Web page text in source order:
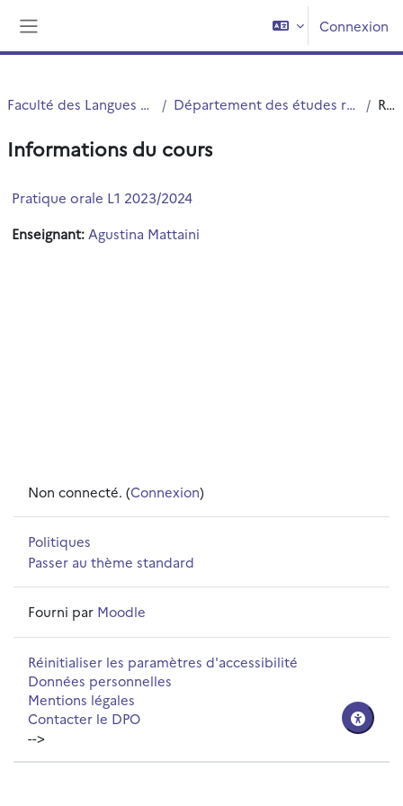
Connexion
Faculté des Langues Cultures et Sociétés (FLCS) Département des études romanes, slaves et orientales (ERSO) Résumé
Informations du cours
Pratique orale L1 2023/2024
Enseignant: Agustina Mattaini
Non connecté. (Connexion)
Politiques
Passer au thème standard
Fourni par Moodle
Réinitialiser les paramètres d'accessibilité
Données personnelles
Mentions légales
Contacter le DPO
-->